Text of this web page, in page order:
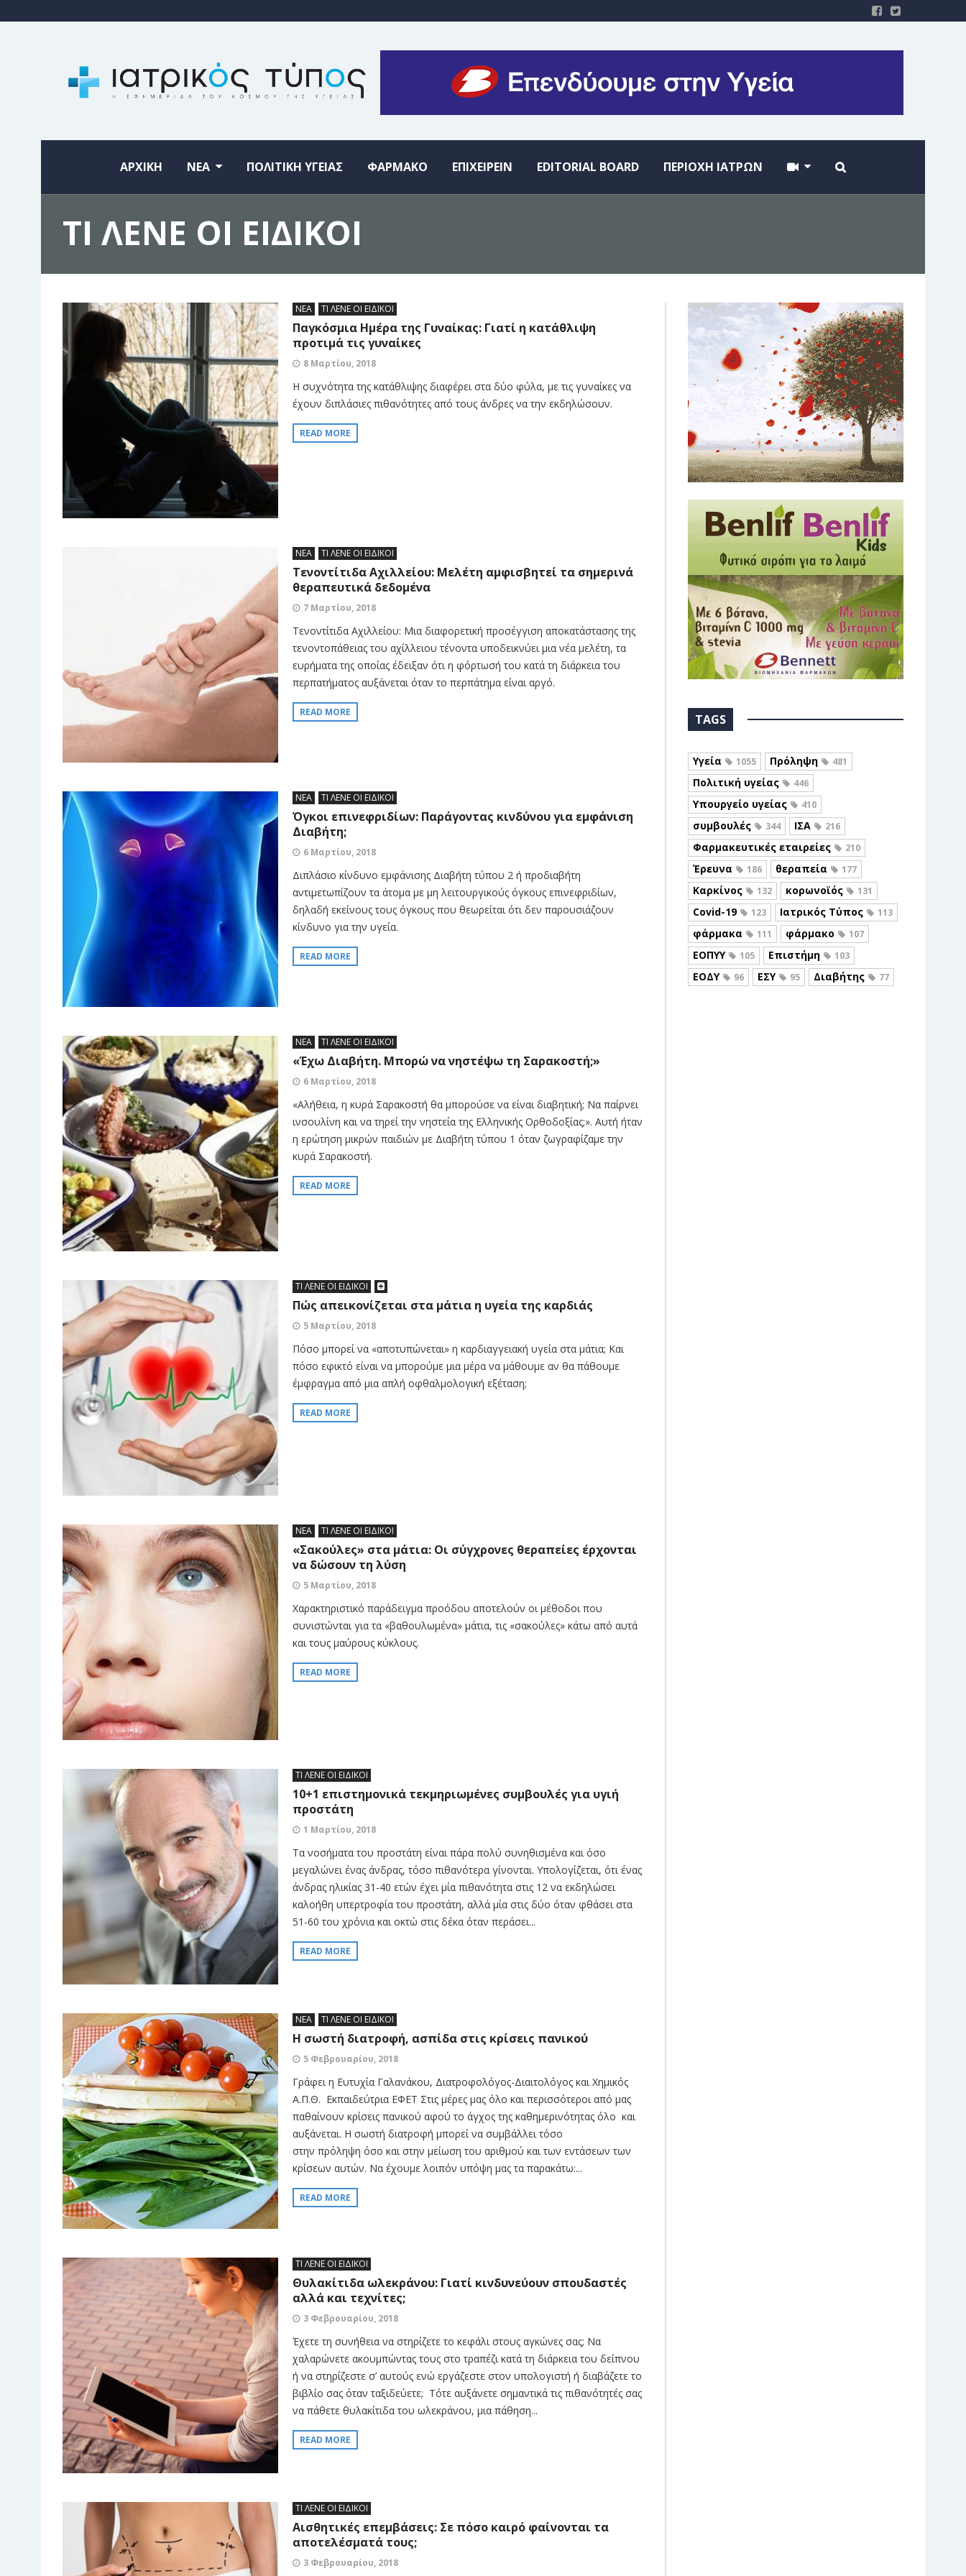
ΑΡΧΙΚΗ ΝΕΑ ΠΟΛΙΤΙΚΗ ΥΓΕΙΑΣ ΦΑΡΜΑΚΟ ΕΠΙΧΕΙΡΕΙΝ EDITORIAL BOARD ΠΕΡΙΟΧΗ ΙΑΤΡΩΝ
ΤΙ ΛΕΝΕ ΟΙ ΕΙΔΙΚΟΙ
ΝΕΑ ΤΙ ΛΕΝΕ ΟΙ ΕΙΔΙΚΟΙ
Παγκόσμια Ημέρα της Γυναίκας: Γιατί η κατάθλιψη
προτιμά τις γυναίκες
8 Μαρτίου, 2018
Η συχνότητα της κατάθλιψης διαφέρει στα δύο φύλα, με τις γυναίκες να
έχουν διπλάσιες πιθανότητες από τους άνδρες να την εκδηλώσουν.
READ MORE
ΝΕΑ ΤΙ ΛΕΝΕ ΟΙ ΕΙΔΙΚΟΙ
Τενοντίτιδα Αχιλλείου: Μελέτη αμφισβητεί τα σημερινά
θεραπευτικά δεδομένα
7 Μαρτίου, 2018
Τενοντίτιδα Αχιλλείου: Μια διαφορετική προσέγγιση αποκατάστασης της
τενοντοπάθειας του αχίλλειου τένοντα υποδεικνύει μια νέα μελέτη, τα
ευρήματα της οποίας έδειξαν ότι η φόρτωσή του κατά τη διάρκεια του
περπατήματος αυξάνεται όταν το περπάτημα είναι αργό.
READ MORE
ΝΕΑ ΤΙ ΛΕΝΕ ΟΙ ΕΙΔΙΚΟΙ
Όγκοι επινεφριδίων: Παράγοντας κινδύνου για εμφάνιση
Διαβήτη;
6 Μαρτίου, 2018
Διπλάσιο κίνδυνο εμφάνισης Διαβήτη τύπου 2 ή προδιαβήτη
αντιμετωπίζουν τα άτομα με μη λειτουργικούς όγκους επινεφριδίων,
δηλαδή εκείνους τους όγκους που θεωρείται ότι δεν παρουσιάζουν
κίνδυνο για την υγεία.
READ MORE
ΝΕΑ ΤΙ ΛΕΝΕ ΟΙ ΕΙΔΙΚΟΙ
«Έχω Διαβήτη. Μπορώ να νηστέψω τη Σαρακοστή;»
6 Μαρτίου, 2018
«Αλήθεια, η κυρά Σαρακοστή θα μπορούσε να είναι διαβητική; Να παίρνει
ινσουλίνη και να τηρεί την νηστεία της Ελληνικής Ορθοδοξίας;». Αυτή ήταν
η ερώτηση μικρών παιδιών με Διαβήτη τύπου 1 όταν ζωγραφίζαμε την
κυρά Σαρακοστή.
READ MORE
ΤΙ ΛΕΝΕ ΟΙ ΕΙΔΙΚΟΙ
Πώς απεικονίζεται στα μάτια η υγεία της καρδιάς
5 Μαρτίου, 2018
Πόσο μπορεί να «αποτυπώνεται» η καρδιαγγειακή υγεία στα μάτια; Και
πόσο εφικτό είναι να μπορούμε μια μέρα να μάθουμε αν θα πάθουμε
έμφραγμα από μια απλή οφθαλμολογική εξέταση;
READ MORE
ΝΕΑ ΤΙ ΛΕΝΕ ΟΙ ΕΙΔΙΚΟΙ
«Σακούλες» στα μάτια: Οι σύγχρονες θεραπείες έρχονται
να δώσουν τη λύση
5 Μαρτίου, 2018
Χαρακτηριστικό παράδειγμα προόδου αποτελούν οι μέθοδοι που
συνιστώνται για τα «βαθουλωμένα» μάτια, τις «σακούλες» κάτω από αυτά
και τους μαύρους κύκλους.
READ MORE
ΤΙ ΛΕΝΕ ΟΙ ΕΙΔΙΚΟΙ
10+1 επιστημονικά τεκμηριωμένες συμβουλές για υγιή
προστάτη
1 Μαρτίου, 2018
Τα νοσήματα του προστάτη είναι πάρα πολύ συνηθισμένα και όσο
μεγαλώνει ένας άνδρας, τόσο πιθανότερα γίνονται. Υπολογίζεται, ότι ένας
άνδρας ηλικίας 31-40 ετών έχει μία πιθανότητα στις 12 να εκδηλώσει
καλοήθη υπερτροφία του προστάτη, αλλά μία στις δύο όταν φθάσει στα
51-60 του χρόνια και οκτώ στις δέκα όταν περάσει...
READ MORE
ΝΕΑ ΤΙ ΛΕΝΕ ΟΙ ΕΙΔΙΚΟΙ
Η σωστή διατροφή, ασπίδα στις κρίσεις πανικού
5 Φεβρουαρίου, 2018
Γράφει η Ευτυχία Γαλανάκου, Διατροφολόγος-Διαιτολόγος και Χημικός
Α.Π.Θ. Εκπαιδεύτρια ΕΦΕΤ Στις μέρες μας όλο και περισσότεροι από μας
παθαίνουν κρίσεις πανικού αφού το άγχος της καθημερινότητας όλο και
αυξάνεται. Η σωστή διατροφή μπορεί να συμβάλλει τόσο
στην πρόληψη όσο και στην μείωση του αριθμού και των εντάσεων των
κρίσεων αυτών. Να έχουμε λοιπόν υπόψη μας τα παρακάτω:...
READ MORE
ΤΙ ΛΕΝΕ ΟΙ ΕΙΔΙΚΟΙ
Θυλακίτιδα ωλεκράνου: Γιατί κινδυνεύουν σπουδαστές
αλλά και τεχνίτες;
3 Φεβρουαρίου, 2018
Έχετε τη συνήθεια να στηρίζετε το κεφάλι στους αγκώνες σας; Να
χαλαρώνετε ακουμπώντας τους στο τραπέζι κατά τη διάρκεια του δείπνου
ή να στηρίζεστε σ’ αυτούς ενώ εργάζεστε στον υπολογιστή ή διαβάζετε το
βιβλίο σας όταν ταξιδεύετε; Τότε αυξάνετε σημαντικά τις πιθανότητές σας
να πάθετε θυλακίτιδα του ωλεκράνου, μια πάθηση...
READ MORE
ΤΙ ΛΕΝΕ ΟΙ ΕΙΔΙΚΟΙ
Αισθητικές επεμβάσεις: Σε πόσο καιρό φαίνονται τα
αποτελέσματά τους;
3 Φεβρουαρίου, 2018
TAGS
Υγεία 1055 Πρόληψη 481
Πολιτική υγείας 446
Υπουργείο υγείας 410
συμβουλές 344 ΙΣΑ 216
Φαρμακευτικές εταιρείες 210
Έρευνα 186 θεραπεία 177
Καρκίνος 132 κορωνοϊός 131
Covid-19 123 Ιατρικός Τύπος 113
φάρμακα 111 φάρμακο 107
ΕΟΠΥΥ 105 Επιστήμη 103
ΕΟΔΥ 96 ΕΣΥ 95 Διαβήτης 77